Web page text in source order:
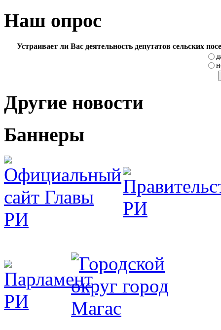
Наш опрос
Устраивает ли Вас деятельность депутатов сельских
Другие новости
Баннеры